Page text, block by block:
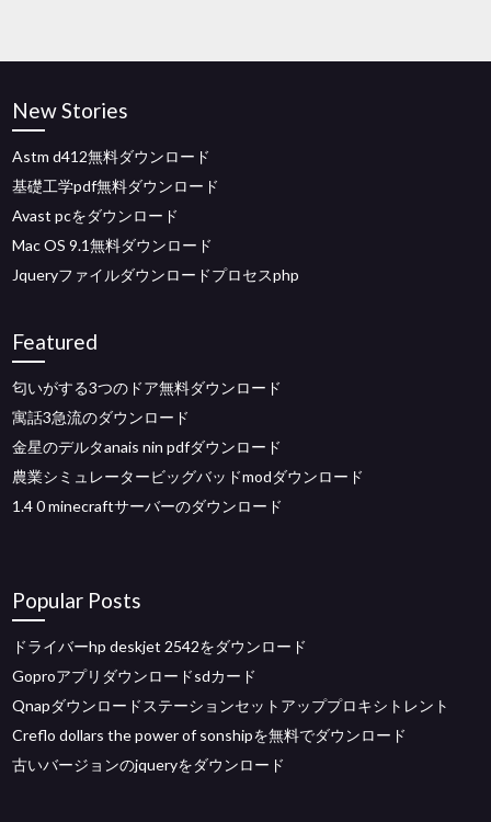
New Stories
Astm d412無料ダウンロード
基礎工学pdf無料ダウンロード
Avast pcをダウンロード
Mac OS 9.1無料ダウンロード
Jqueryファイルダウンロードプロセスphp
Featured
匂いがする3つのドア無料ダウンロード
寓話3急流のダウンロード
金星のデルタanais nin pdfダウンロード
農業シミュレータービッグバッドmodダウンロード
1.4 0 minecraftサーバーのダウンロード
Popular Posts
ドライバーhp deskjet 2542をダウンロード
Goproアプリダウンロードsdカード
Qnapダウンロードステーションセットアッププロキシトレント
Creflo dollars the power of sonshipを無料でダウンロード
古いバージョンのjqueryをダウンロード